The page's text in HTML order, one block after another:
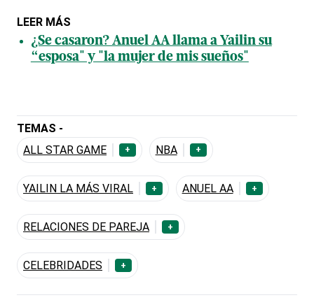
LEER MÁS
¿Se casaron? Anuel AA llama a Yailin su
“esposa" y "la mujer de mis sueños"
TEMAS -
ALL STAR GAME
+ NBA +
YAILIN LA MÁS VIRAL + ANUEL AA +
RELACIONES DE PAREJA +
CELEBRIDADES +